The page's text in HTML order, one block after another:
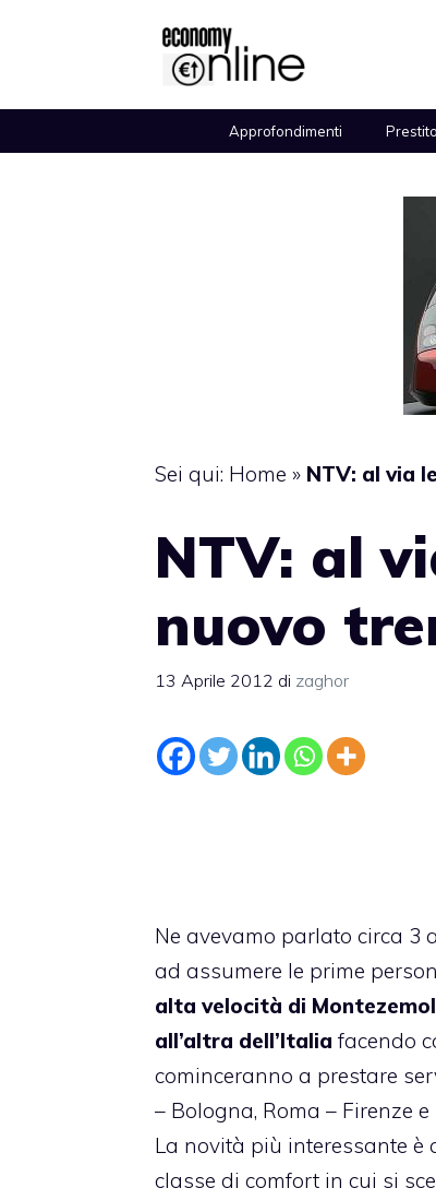
Approfondimenti
Sei qui: Home » NTV: al via
NTV: al
nuovo
13 Aprile 2012 di zaghor
Ne avevamo parlato circa
ad assumere le prime
alta velocità di
all’altra dell’Italia facendo
cominceranno a prestare
– Bologna, Roma – Firenze
La novità più interessante
classe di comfort in cui si